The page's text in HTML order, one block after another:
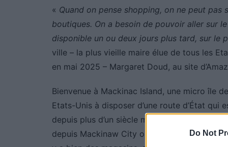
Do Not
« Quand on pense shopping, on ne peut
boutiques. On a besoin de pouvoir aller sur
disponible un ou deux jours plus tard, sur le
ville – la plus vieille maire élue de tous les
en mai 2025 – Margaret Doud, au site
Bienvenue à Mackinac Island, une micro île
Etats-Unis à disposer d’une route d’État
depuis plus d’un siècle maintenant. Pour
depuis Mackinaw City ou Saint Ignace. La